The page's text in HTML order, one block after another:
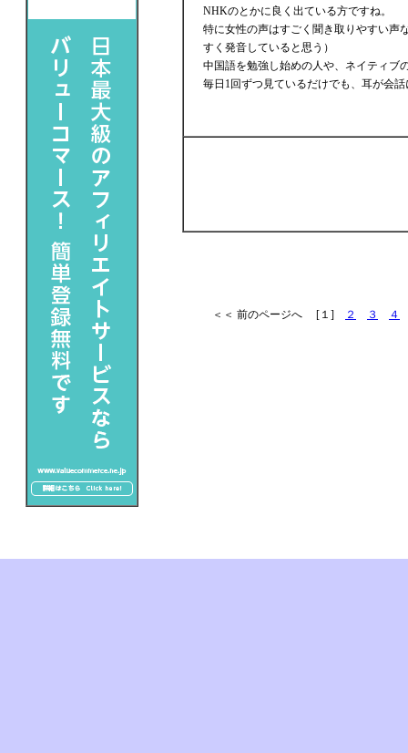
NHKのとかに良く出ている方ですね。
特に女性の声はすごく聞き取りやすい声
すく発音していると思う）
中国語を勉強し始めの人や、ネイティブ
毎日1回ずつ見ているだけでも、耳が会
＜＜ 前のページへ [１] ２ ３ ４